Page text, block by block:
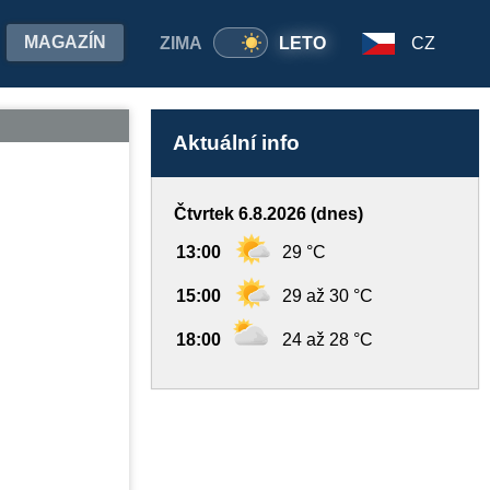
ZIMA LETO
MAGAZÍN CZ
Aktuální info
Čtvrtek 6.8.2026 (dnes)
13:00 29 °C
15:00 29 až 30 °C
18:00 24 až 28 °C